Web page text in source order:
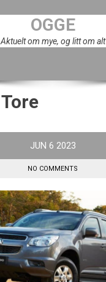
OGGE
Aktuelt om mye, og litt om alt
Tore
JUN 6 2023
NO COMMENTS